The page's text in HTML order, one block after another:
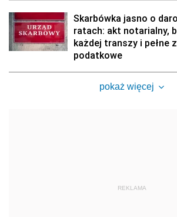
Skarbówka jasno o
ratach: akt notarialny,
każdej transzy i pełne
podatkowe
pokaż więcej
REKLAMA